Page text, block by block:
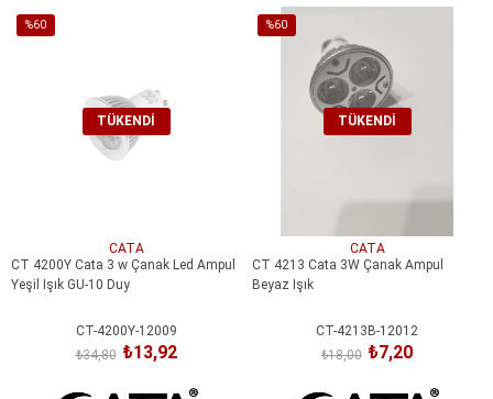
%60
TÜKENDI
CATA
CT 4200Y Cata 3 w Çanak Led Ampul
Yeşil Işık GU-10 Duy
CT-4200Y-12009
₺13,92
₺34,80
%60
%60İndirim
TÜKENDI
CATA
CT 4213 Cata 3W Çanak Ampul
Beyaz Işık
CT-4213B-12012
₺7,20
₺18,00